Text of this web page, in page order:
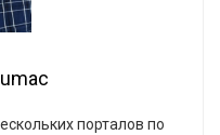
порталов по